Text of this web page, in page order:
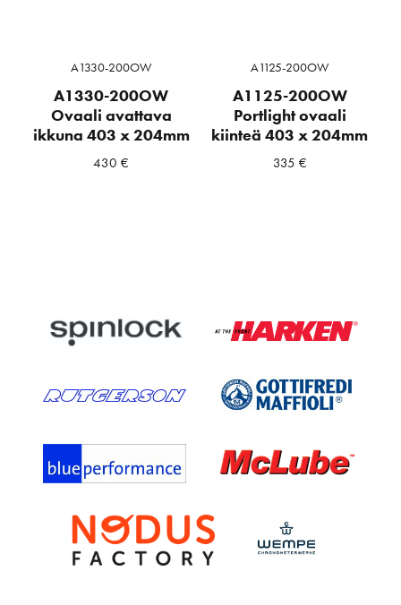
A1330-200OW
A1330-200OW
Ovaali avattava
ikkuna 403 x 204mm
430€
A1125-200OW
A1125-200OW
Portlight ovaali
kiinteä 403 x 204mm
335 €